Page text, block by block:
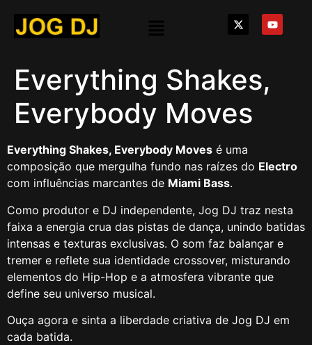
Everything Shakes,
Everybody Moves
Everything Shakes, Everybody Moves é uma
composição que mergulha fundo nas raízes do Electro
com influências marcantes de Miami Bass.
Como produtor e DJ independente, Jog DJ traz nesta
faixa a energia crua das pistas de dança, unindo batidas
intensas e texturas exclusivas. O som faz balançar e
tremer e reflete sua identidade crossover, misturando
elementos do Hip-Hop e a atmosfera vibrante que
define seu universo musical.
Ouça agora e sinta a liberdade criativa de Jog DJ em
cada batida.